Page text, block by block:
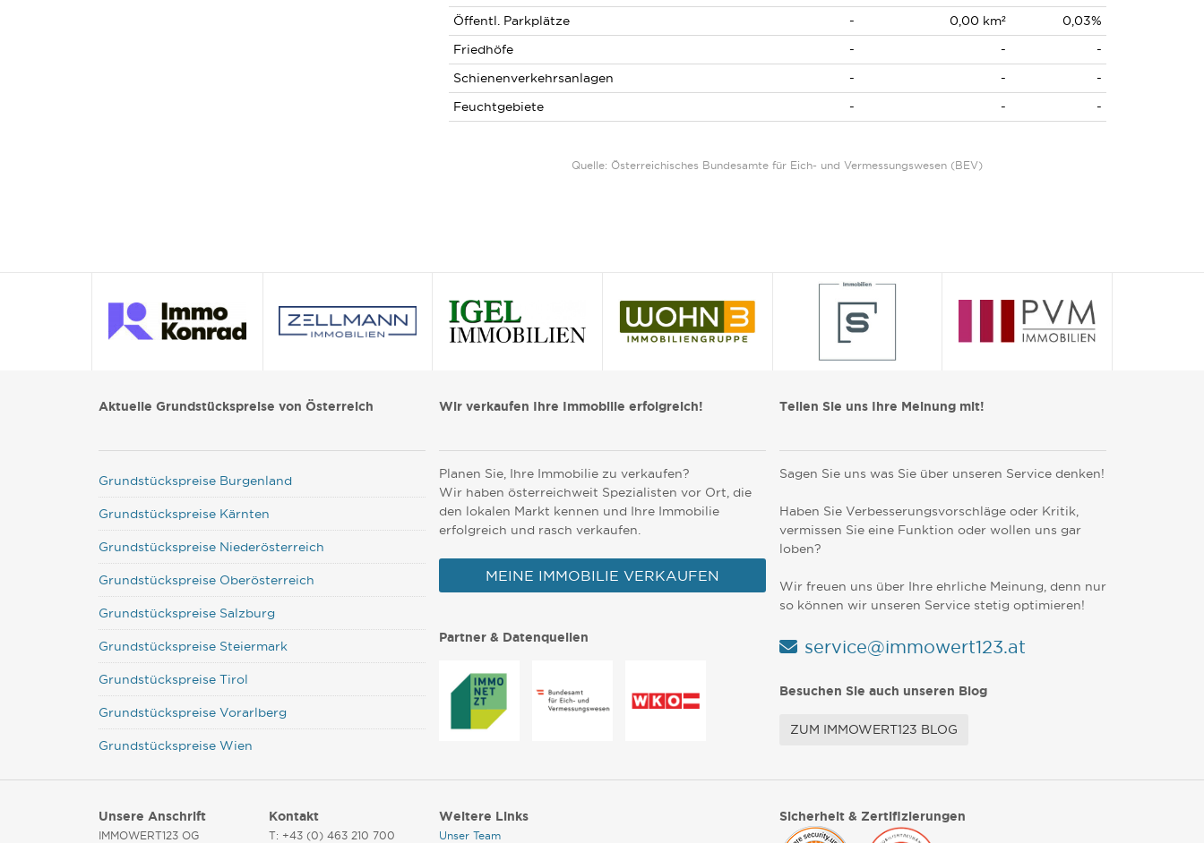
Öffentl. Parkplätze
- 0,00 km²
0,03%
Friedhöfe
- -
-
Schienenverkehrsanlagen
- -
-
Feuchtgebiete
- - -
Quelle: Österreichisches Bundesamte für Eich- und Vermessungswesen (BEV)
Aktuelle Grundstückspreise von Österreich
Grundstückspreise Burgenland
Grundstückspreise Kärnten
Grundstückspreise Niederösterreich
Grundstückspreise Oberösterreich
Grundstückspreise Salzburg
Grundstückspreise Steiermark
Grundstückspreise Tirol
Grundstückspreise Vorarlberg
Grundstückspreise Wien
Wir verkaufen Ihre Immobilie erfolgreich!
Planen Sie, Ihre Immobilie zu verkaufen?
Wir haben österreichweit Spezialisten vor Ort, die
den lokalen Markt kennen und Ihre Immobilie
erfolgreich und rasch verkaufen.
MEINE IMMOBILIE VERKAUFEN
Partner & Datenquellen
Teilen Sie uns Ihre Meinung mit!
Sagen Sie uns was Sie über unseren Service denken!
Haben Sie Verbesserungsvorschläge oder Kritik,
vermissen Sie eine Funktion oder wollen uns gar
loben?
Wir freuen uns über Ihre ehrliche Meinung, denn nur
so können wir unseren Service stetig optimieren!
service@immowert123.at
Besuchen Sie auch unseren Blog
ZUM IMMOWERT123 BLOG
Unsere Anschrift
IMMOWERT123 OG
Kontakt
T: +43 (0) 463 210 700
Weitere Links
Unser Team
Sicherheit & Zertifizierungen